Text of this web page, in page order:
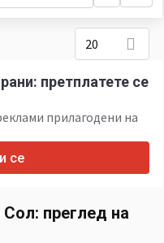
20
претплатете се
прилагодени на
се
преглед на